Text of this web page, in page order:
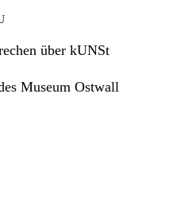
über kUNSt
Museum Ostwall